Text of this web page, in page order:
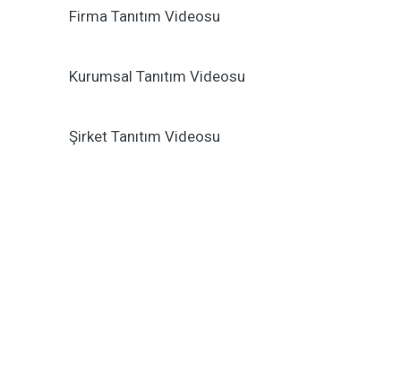
Firma Tanıtım Videosu
Kurumsal Tanıtım Videosu
Şirket Tanıtım Videosu